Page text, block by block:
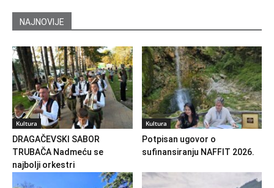
NAJNOVIJE
Kultura
DRAGAČEVSKI SABOR
TRUBAČA Nadmeću se
najbolji orkestri
Kultura
Potpisan ugovor o
sufinansiranju NAFFIT 2026.